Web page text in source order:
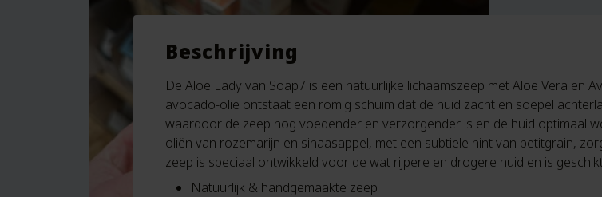
Beschrijving
De Aloë Lady van Soap7 is een natuurlijke lichaamszeep met Aloë Vera en
avocado-olie ontstaat een romig schuim dat de huid zacht en soepel
waardoor de zeep nog voedender en verzorgender is en de huid optimaal
oliën van rozemarijn en sinaasappel, met een subtiele hint van petitgrain,
zeep is speciaal ontwikkeld voor de wat rijpere en drogere huid en is
Natuurlijk & handgemaakte zeep